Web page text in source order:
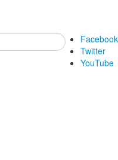
Facebook
Twitter
YouTube